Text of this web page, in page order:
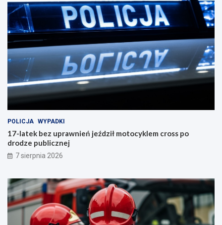
POLICJA WYPADKI
17-latek bez uprawnień jeździł motocyklem cross po
drodze publicznej
7 sierpnia 2026